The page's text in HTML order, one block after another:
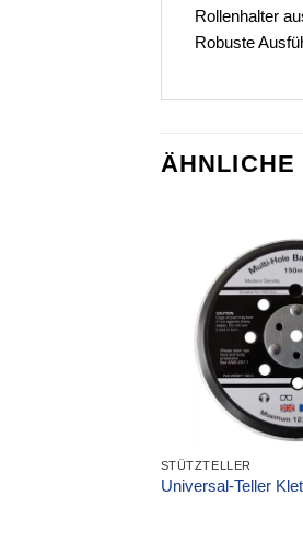
Rollenhalter
Robuste
ÄHNLICHE
STÜTZTELLER
Universal-Teller